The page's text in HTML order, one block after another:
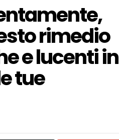
rimedio
e lucenti in
tue